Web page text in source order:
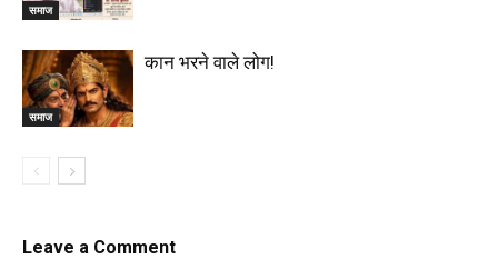
समाज
समाज
कान भरने वाले लोग!
Leave a Comment